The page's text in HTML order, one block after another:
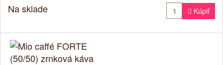
Na sklade
 Kúpiť